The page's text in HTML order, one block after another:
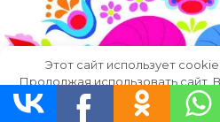
Этот сайт использует
Продолжая использовать сайт,
работу с этими